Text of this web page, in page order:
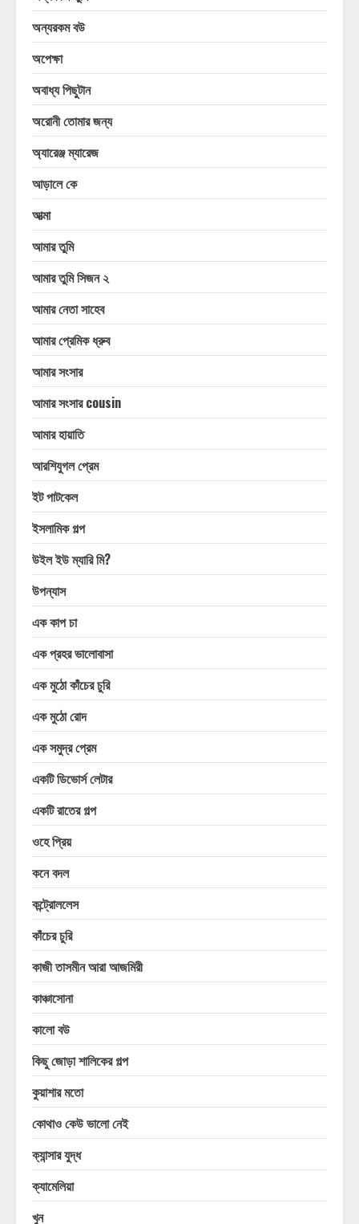
অন্যরকম বউ
অপেক্ষা
অবাধ্য পিছুটান
অরোনী তোমার জন্য
অ্যারেঞ্জ ম্যারেজ
আড়ালে কে
আত্মা
আমার তুমি
আমার তুমি সিজন ২
আমার নেতা সাহেব
আমার প্রেমিক ধ্রুব
আমার সংসার
আমার সংসার cousin
আমার হায়াতি
আরশিযুগল প্রেম
ইট পাটকেল
ইসলামিক গল্প
উইল ইউ ম্যারি মি?
উপন্যাস
এক কাপ চা
এক প্রহর ভালোবাসা
এক মুঠো কাঁচের চুরি
এক মুঠো রোদ
এক সমুদ্র প্রেম
একটি ডিভোর্স লেটার
একটি রাতের গল্প
ওহে প্রিয়
কনে বদল
কন্ট্রোললেস
কাঁচের চুরি
কাজী তাসমীন আরা আজমিরী
কাঞ্চাসোনা
কালো বউ
কিছু জোড়া শালিকের গল্প
কুয়াশার মতো
কোথাও কেউ ভালো নেই
ক্যান্সার যুদ্ধ
ক্যামেলিয়া
খুন